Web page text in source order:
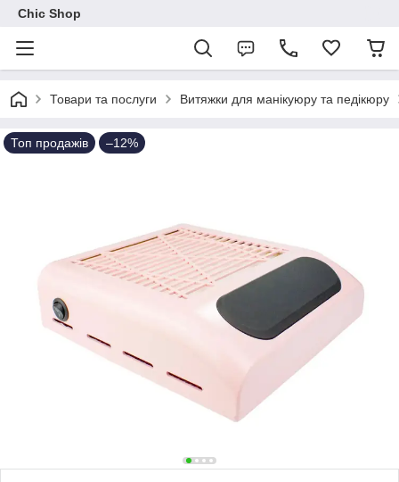
Chic Shop
Товари та послуги Витяжки для манікуюру та педікюру
Топ продажів –12%